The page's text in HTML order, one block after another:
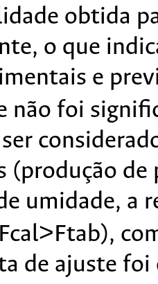
obtida
o que
e
não foi
(produção de
umidade, a
de ajuste